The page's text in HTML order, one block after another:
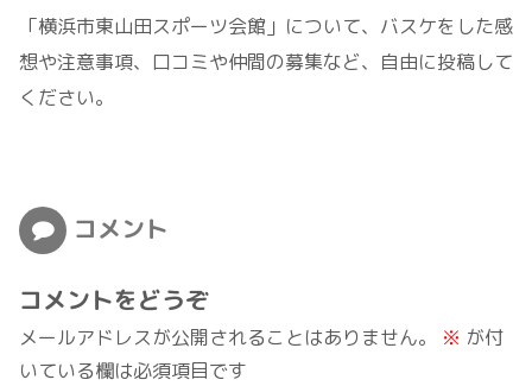
「横浜市東山田スポーツ会館」について、バスケをした感
想や注意事項、口コミや仲間の募集など、自由に投稿して
ください。
コメント
コメントをどうぞ
メールアドレスが公開されることはありません。 ※ が付
いている欄は必須項目です